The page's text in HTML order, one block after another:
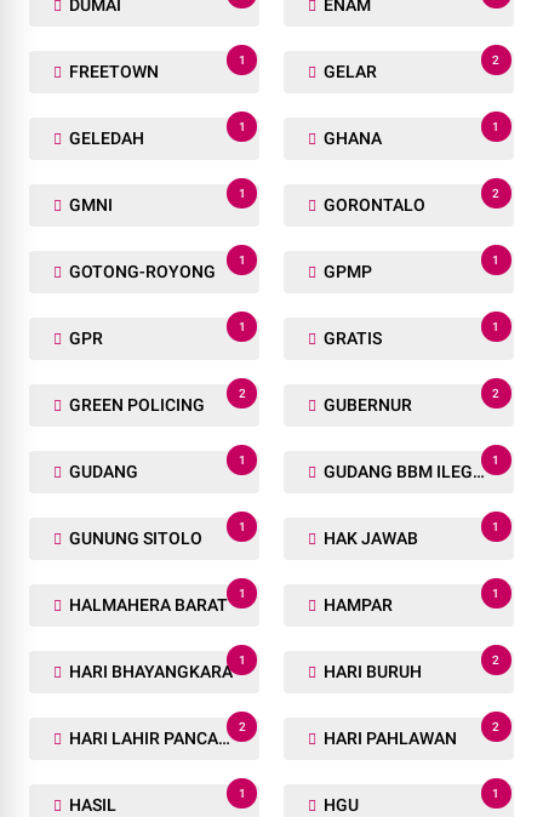
DUMAI ENAM
FREETOWN
1
GELAR
2
GELEDAH
1
GHANA
1
GMNI
1
GORONTALO
2
GOTONG-ROYONG
1
GPMP
1
GPR
1
GRATIS
1
GREEN POLICING
2
GUBERNUR
2
GUDANG
1
GUDANG BBM ILEGAL
1
GUNUNG SITOLO
1
HAK JAWAB
1
HALMAHERA BARAT
1
HAMPAR
1
HARI BHAYANGKARA
1
HARI BURUH
2
HARI LAHIR PANCASILA
2
HARI PAHLAWAN
2
HASIL
1
HGU
1